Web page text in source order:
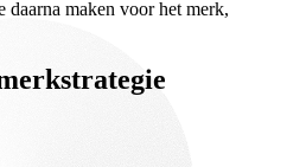
daarna maken voor het merk,